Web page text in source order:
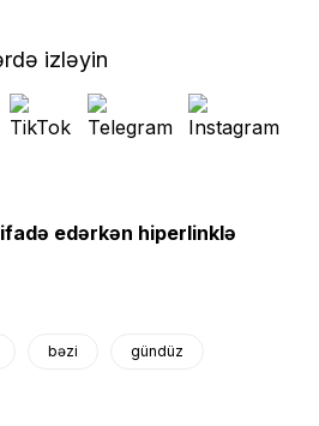
izləyin
edərkən hiperlinklə
bəzi gündüz